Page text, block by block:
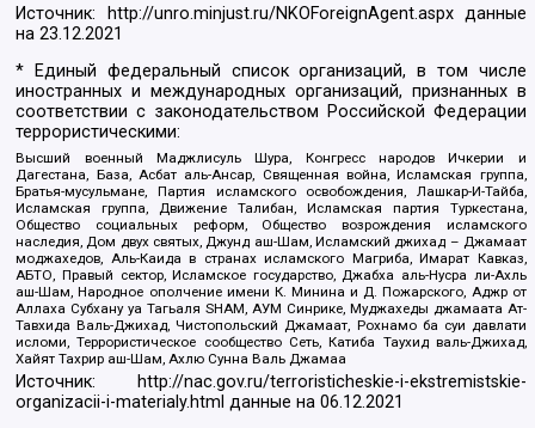
Источник: http://unro.minjust.ru/NKOForeignAgent.aspxданные
на23.12.2021
* Единый федеральный список организаций, в том числе
иностранных и международных организаций, признанных в
соответствии с законодательством Российской Федерации
террористическими:
Высший военный Маджлисуль Шура, Конгресс народов Ичкерии и
Дагестана, База, Асбат аль-Ансар, Священная война, Исламская группа,
Братья-мусульмане, Партия исламского освобождения, Лашкар-И-Тайба,
Исламская группа, Движение Талибан, Исламская партия Туркестана,
Общество социальных реформ, Общество возрождения исламского
наследия, Дом двух святых, Джунд аш-Шам, Исламский джихад – Джамаат
моджахедов, Аль-Каида в странах исламского Магриба, Имарат Кавказ,
АБТО, Правый сектор, Исламское государство, Джабха аль-Нусра ли-Ахль
аш-Шам, Народное ополчение имени К. Минина и Д. Пожарского, Аджр от
Аллаха Субхану уа Тагьаля SHAM, АУМ Синрике, Муджахеды джамаата Ат-
Тавхида Валь-Джихад, Чистопольский Джамаат, Рохнамо ба суи давлати
исломи, Террористическое сообщество Сеть, Катиба Таухид валь-Джихад,
Хайят Тахрир аш-Шам, Ахлю Сунна Валь Джамаа
Источник:
http://nac.gov.ru/terroristicheskie-i-ekstremistskie-
organizacii-i-materialy.html данные на06.12.2021